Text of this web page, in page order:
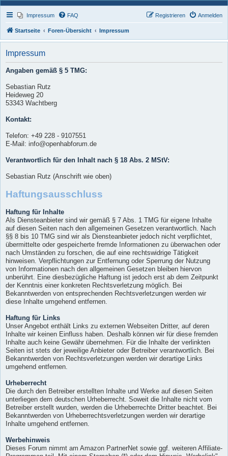
Impressum FAQ Anmelden
Registrieren
Startseite Foren-Übersicht Impressum
Impressum
Angaben gemäß § 5 TMG:
Sebastian Rutz
Heideweg 20
53343 Wachtberg
Kontakt:
Telefon: +49 228 - 9107551
E-Mail: info@openhabforum.de
Verantwortlich für den Inhalt nach § 18 Abs. 2 MStV:
Sebastian Rutz (Anschrift wie oben)
Haftungsausschluss
Haftung für Inhalte
Als Diensteanbieter sind wir gemäß § 7 Abs. 1 TMG für eigene Inhalte
auf diesen Seiten nach den allgemeinen Gesetzen verantwortlich. Nach
§§ 8 bis 10 TMG sind wir als Diensteanbieter jedoch nicht verpflichtet,
übermittelte oder gespeicherte fremde Informationen zu überwachen oder
nach Umständen zu forschen, die auf eine rechtswidrige Tätigkeit
hinweisen. Verpflichtungen zur Entfernung oder Sperrung der Nutzung
von Informationen nach den allgemeinen Gesetzen bleiben hiervon
unberührt. Eine diesbezügliche Haftung ist jedoch erst ab dem Zeitpunkt
der Kenntnis einer konkreten Rechtsverletzung möglich. Bei
Bekanntwerden von entsprechenden Rechtsverletzungen werden wir
diese Inhalte umgehend entfernen.
Haftung für Links
Unser Angebot enthält Links zu externen Webseiten Dritter, auf deren
Inhalte wir keinen Einfluss haben. Deshalb können wir für diese fremden
Inhalte auch keine Gewähr übernehmen. Für die Inhalte der verlinkten
Seiten ist stets der jeweilige Anbieter oder Betreiber verantwortlich. Bei
Bekanntwerden von Rechtsverletzungen werden wir derartige Links
umgehend entfernen.
Urheberrecht
Die durch den Betreiber erstellten Inhalte und Werke auf diesen Seiten
unterliegen dem deutschen Urheberrecht. Soweit die Inhalte nicht vom
Betreiber erstellt wurden, werden die Urheberrechte Dritter beachtet. Bei
Bekanntwerden von Urheberrechtsverletzungen werden wir derartige
Inhalte umgehend entfernen.
Werbehinweis
Dieses Forum nimmt am Amazon PartnerNet sowie ggf. weiteren Affiliate-